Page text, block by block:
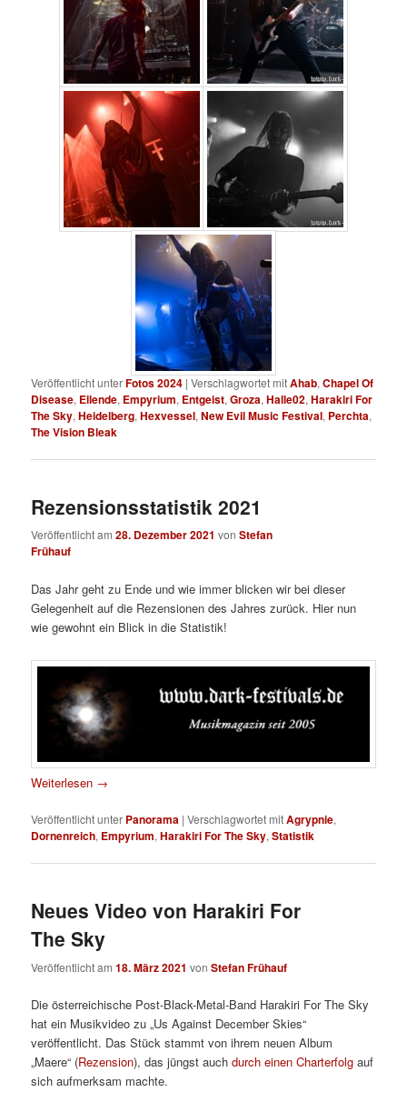
Veröffentlicht unterFotos 2024 |Verschlagwortet mitAhab,Chapel Of
Disease, Ellende, Empyrium, Entgeist,Groza,Halle02,Harakiri For
The Sky,Heidelberg,Hexvessel,New Evil Music Festival, Perchta,
The Vision Bleak
Rezensionsstatistik 2021
Veröffentlicht am28. Dezember 2021 vonStefan
Frühauf
Das Jahr geht zu Ende und wie immer blicken wir bei dieser
Gelegenheit auf die Rezensionen des Jahres zurück. Hier nun
wie gewohnt ein Blick in die Statistik!
Weiterlesen →
Veröffentlicht unter Panorama |Verschlagwortet mitAgrypnie,
Dornenreich, Empyrium,Harakiri For The Sky,Statistik
Neues Video von Harakiri For
The Sky
Veröffentlicht am18. März 2021 vonStefan Frühauf
Die österreichische Post-Black-Metal-Band Harakiri For The Sky
hat ein Musikvideo zu „Us Against December Skies“
veröffentlicht. Das Stück stammt von ihrem neuen Album
„Maere“ (Rezension), das jüngst auchdurch einen Charterfolg auf
sich aufmerksam machte.